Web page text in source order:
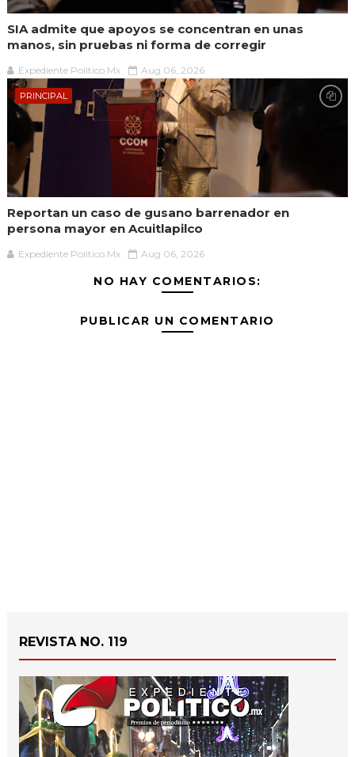
SIA admite que apoyos se concentran en unas
manos, sin pruebas ni forma de corregir
Expediente Político.Mx Aug 06, 2026
PRINCIPAL
Reportan un caso de gusano barrenador en
persona mayor en Acuitlapilco
Expediente Político.Mx Aug 06, 2026
NO HAY COMENTARIOS:
PUBLICAR UN COMENTARIO
REVISTA NO. 119